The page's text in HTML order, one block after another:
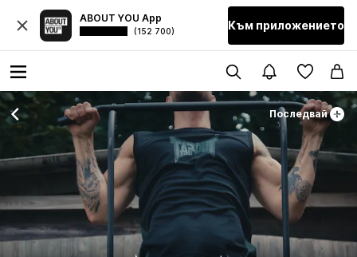
ABOUT YOU App
(152 700) Към приложението
Последвай